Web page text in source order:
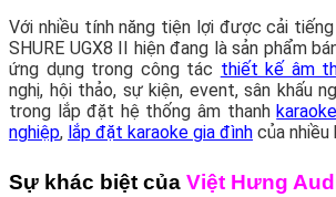
Với nhiều tính năng tiện lợi được cải
SHURE UGX8 II hiện đang là sản phẩm
ứng dụng trong công tác thiết kế âm
nghị, hội thảo, sự kiện, event, sân khấu
trong lắp đặt hệ thống âm thanh
nghiệp, lắp đặt karaoke gia đình của nhiều
Sự khác biệt của Việt Hưng